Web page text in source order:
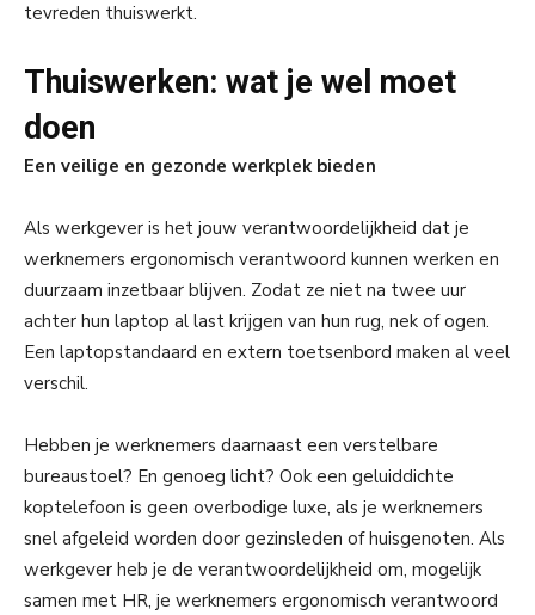
tevreden thuiswerkt.
Thuiswerken: wat je wel moet
doen
Een veilige en gezonde werkplek bieden
Als werkgever is het jouw verantwoordelijkheid dat je
werknemers ergonomisch verantwoord kunnen werken en
duurzaam inzetbaar blijven. Zodat ze niet na twee uur
achter hun laptop al last krijgen van hun rug, nek of ogen.
Een laptopstandaard en extern toetsenbord maken al veel
verschil.
Hebben je werknemers daarnaast een verstelbare
bureaustoel? En genoeg licht? Ook een geluiddichte
koptelefoon is geen overbodige luxe, als je werknemers
snel afgeleid worden door gezinsleden of huisgenoten. Als
werkgever heb je de verantwoordelijkheid om, mogelijk
samen met HR, je werknemers ergonomisch verantwoord